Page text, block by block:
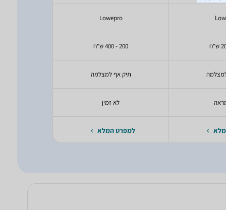
Lowepro
200 - 400 ש"ח
תיק אף למצלמה
לא זמין
למפרט המלא